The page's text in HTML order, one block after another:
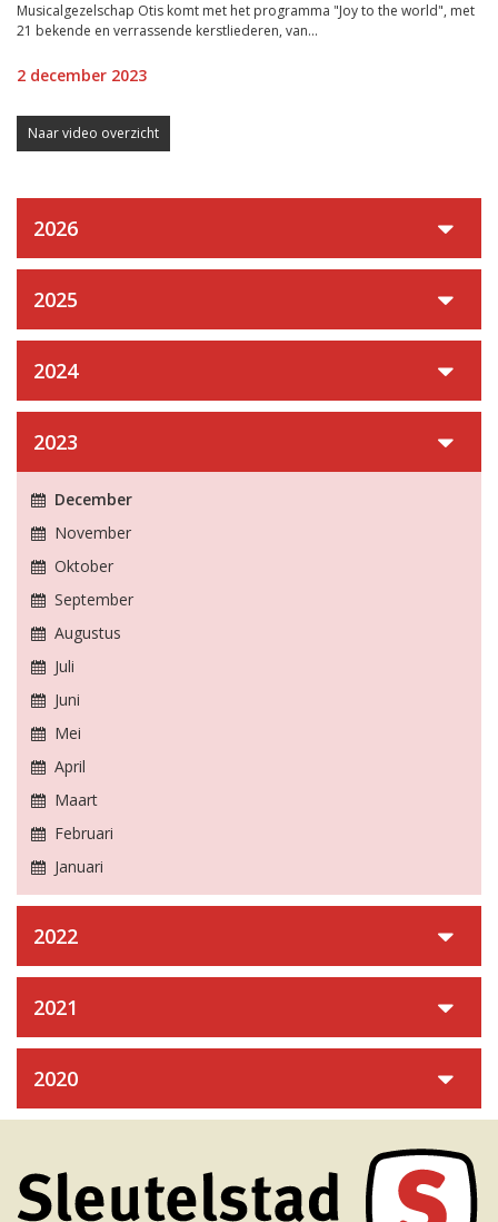
Musicalgezelschap Otis komt met het programma "Joy to the world", met
21 bekende en verrassende kerstliederen, van...
2 december 2023
Naar video overzicht
2026
2025
2024
2023
December
November
Oktober
September
Augustus
Juli
Juni
Mei
April
Maart
Februari
Januari
2022
2021
2020